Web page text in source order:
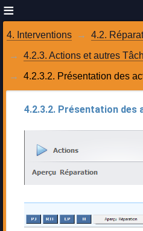
4. Interventions
4.2.
4.2.3. Actions et autres
4.2.3.2. Présentation des
4.2.3.2. Présentation des